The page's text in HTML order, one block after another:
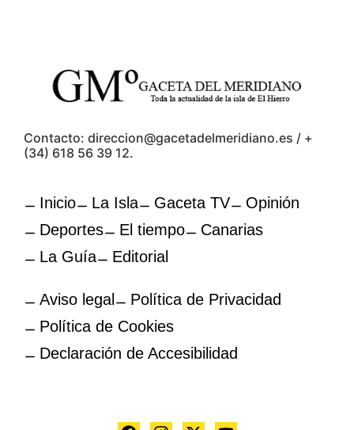
Contacto: direccion@gacetadelmeridiano.es / +
(34) 618 56 39 12.
Inicio La Isla Gaceta TV
Opinión
Deportes
El tiempo
Canarias
La Guía
Editorial
Aviso legal
Política de Privacidad
Política de Cookies
Declaración de Accesibilidad